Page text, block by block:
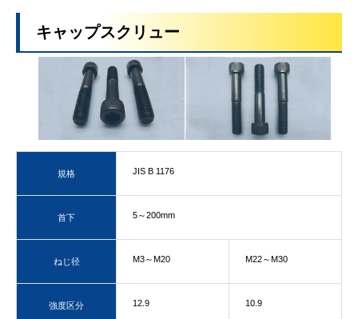
キャップスクリュー
規格 JIS B 1176
首下 5～200mm
ねじ径 M3～M20 M22～M30
強度区分 12.9 10.9